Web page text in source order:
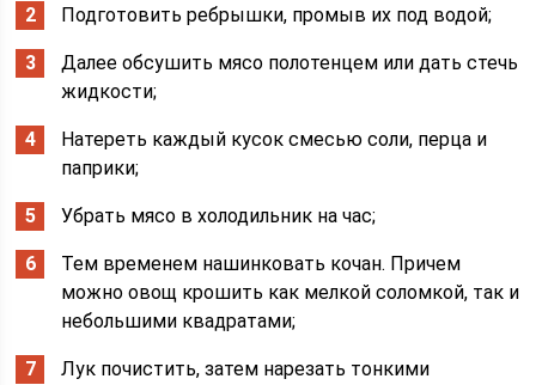
Подготовить ребрышки, промыв их под водой;
Далее обсушить мясо полотенцем или дать стечь
жидкости;
Натереть каждый кусок смесью соли, перца и
паприки;
Убрать мясо в холодильник на час;
Тем временем нашинковать кочан. Причем
можно овощ крошить как мелкой соломкой, так и
небольшими квадратами;
Лук почистить, затем нарезать тонкими